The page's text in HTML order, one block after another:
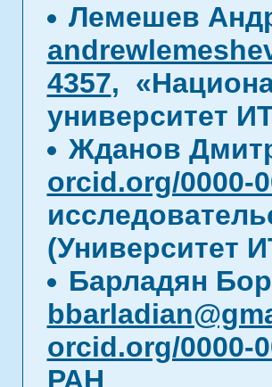
Лемешев
4357,
университет
Жданов
orcid.org/0000-
(Университет
Барладян
orcid.org/0000-
РАН